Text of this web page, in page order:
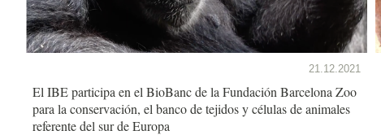
21.12.2021
El IBE participa en el BioBanc de la Fundación Barcelona Zoo
para la conservación, el banco de tejidos y células de animales
referente del sur de Europa